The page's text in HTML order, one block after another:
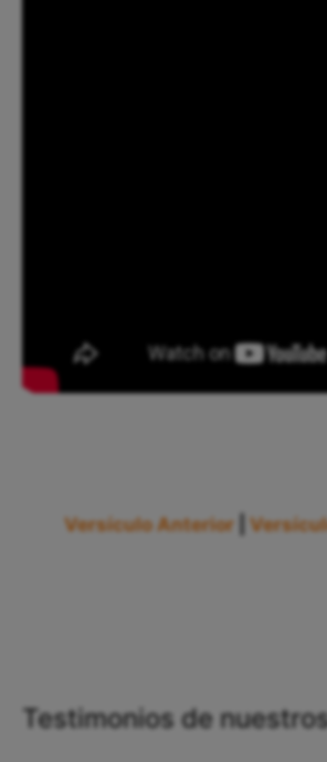
Versículo Anterior
Testimonios de